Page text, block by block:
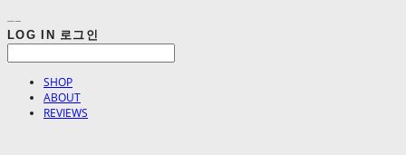
LOG IN 로그인
SHOP
ABOUT
REVIEWS